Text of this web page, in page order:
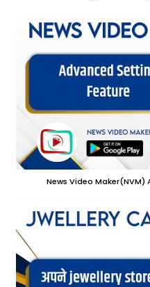
News Video